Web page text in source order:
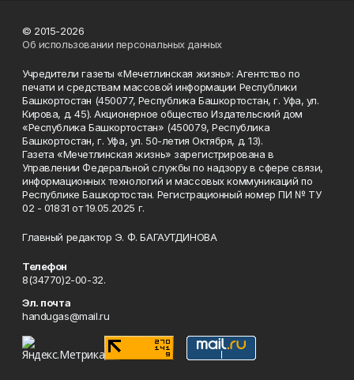
© 2015-2026
Об использовании персональных данных
Учредители газеты «Мечетлинская жизнь»: Агентство по
печати и средствам массовой информации Республики
Башкортостан (450077, Республика Башкортостан, г. Уфа, ул.
Кирова, д. 45). Акционерное общество Издательский дом
«Республика Башкортостан» (450079, Республика
Башкортостан, г. Уфа, ул. 50-летия Октября, д. 13).
Газета «Мечетлинская жизнь» зарегистрирована в
Управлении Федеральной службы по надзору в сфере связи,
информационных технологий и массовых коммуникаций по
Республике Башкортостан. Регистрационный номер ПИ № ТУ
02 - 01831 от 19.05.2025 г.
Главный редактор Э. Ф. БАГАУТДИНОВА
Телефон
8(34770)2-00-32.
Эл. почта
handugas@mail.ru